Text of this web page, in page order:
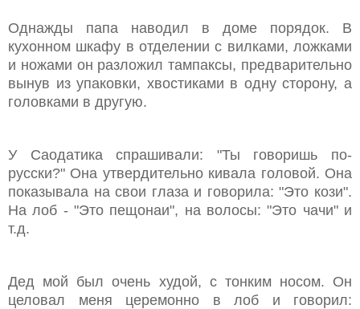
Однажды папа наводил в доме порядок. В
кухонном шкафу в отделении с вилками, ложками
и ножами он разложил тампаксы, предварительно
вынув из упаковки, хвостиками в одну сторону, а
головками в другую.
У Саодатика спрашивали: "Ты говоришь по-
русски?" Она утвердительно кивала головой. Она
показывала на свои глаза и говорила: "Это кози".
На лоб - "Это пещонаи", на волосы: "Это чачи" и
т.д.
Дед мой был очень худой, с тонким носом. Он
целовал меня церемонно в лоб и говорил: